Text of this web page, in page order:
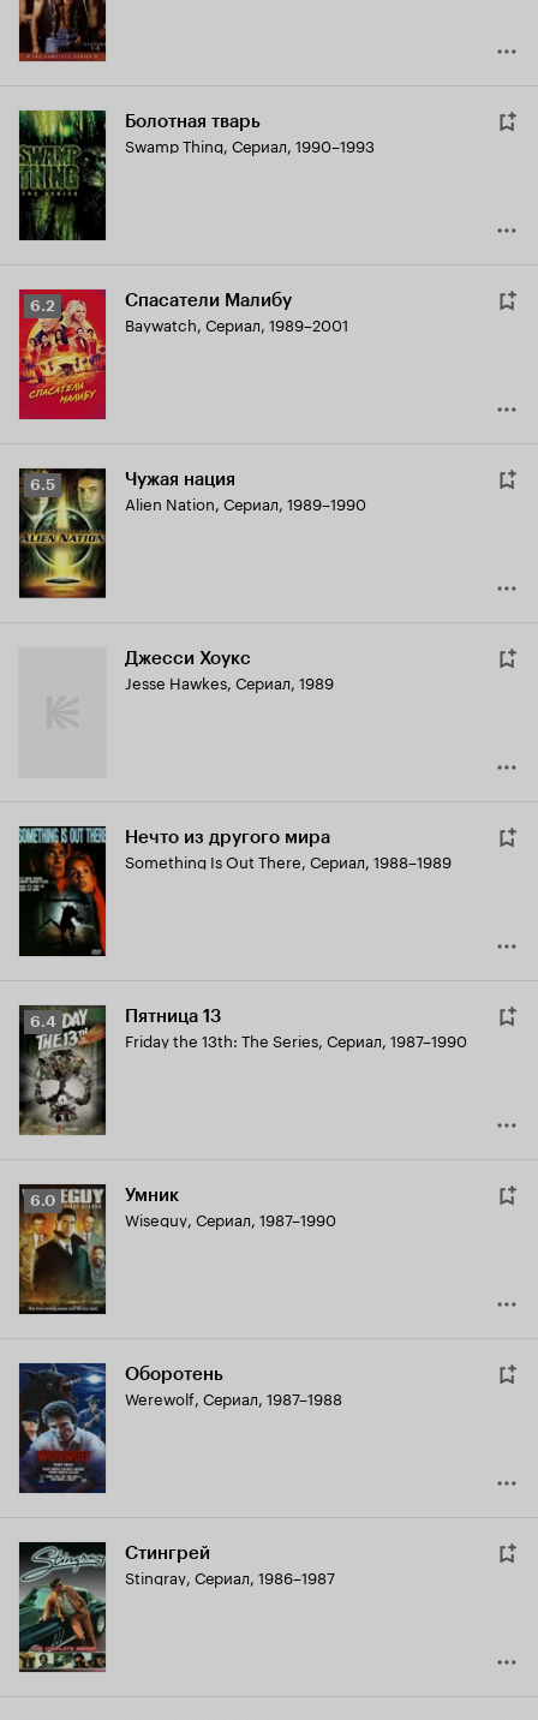
Болотная тварь
Swamp Thing, Сериал, 1990–1993
Рейтинг
Кинопоиска
6.2
6.2 Спасатели Малибу
Baywatch, Сериал, 1989–2001
Рейтинг
Кинопоиска
6.5
6.5 Чужая нация
Alien Nation, Сериал, 1989–1990
Джесси Хоукс
Jesse Hawkes, Сериал, 1989
Нечто из другого мира
Something Is Out There, Сериал, 1988–1989
Рейтинг
Кинопоиска
6.4
6.4 Пятница 13
Friday the 13th: The Series, Сериал, 1987–1990
Рейтинг
Кинопоиска
6.0
6.0 Умник
Wiseguy, Сериал, 1987–1990
Оборотень
Werewolf, Сериал, 1987–1988
Стингрей
Stingray, Сериал, 1986–1987